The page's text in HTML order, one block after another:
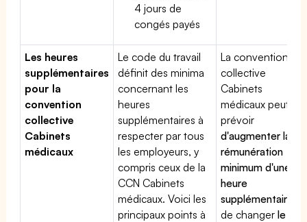
4 jours de
congés payés
Les heures
supplémentaires
pour la
convention
collective
Cabinets
médicaux
Le code du travail
définit des minima
concernant les
heures
supplémentaires à
respecter par tous
les employeurs, y
compris ceux de la
CCN Cabinets
médicaux. Voici les
principaux points à
La convention
collective
Cabinets
médicaux peut
prévoir
d'augmenter la
rémunération
minimum d'une
heure
supplémentaire
de changerle